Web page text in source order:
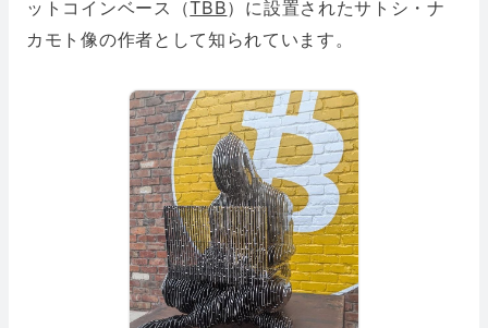
ットコインベース（TBB）に設置されたサトシ・ナ
カモト像の作者として知られています。